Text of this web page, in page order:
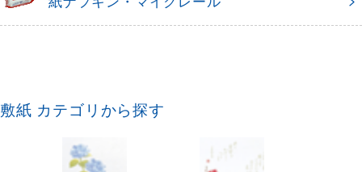
敷紙 カテゴリから探す